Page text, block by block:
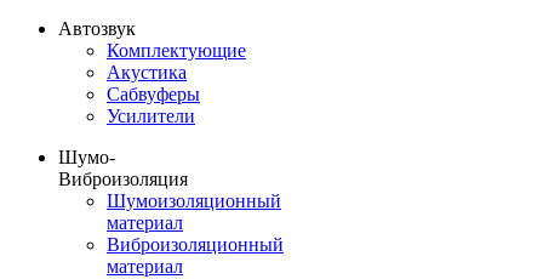
Автозвук
Комплектующие
Акустика
Сабвуферы
Усилители
Шумо-
Виброизоляция
Шумоизоляционный
материал
Виброизоляционный
материал